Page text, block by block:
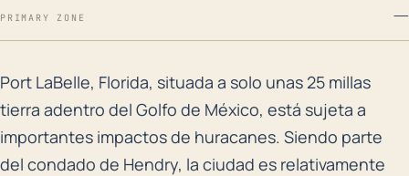
PRIMARY ZONE —
Port LaBelle, Florida, situada a solo unas 25 millas
Port LaBelle, Florida, situada a solo unas 25 millas
tierra adentro del Golfo de México, está sujeta a
importantes impactos de huracanes. Siendo parte
del condado de Hendry, la ciudad es relativamente